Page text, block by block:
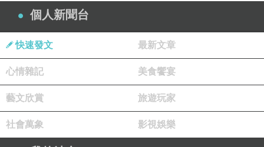
管學習杯(10oz/四入-彩色/粉紅) 】
個人新聞台
快速發文 最新文章
心情雜記 美食饗宴
藝文欣賞 旅遊玩家
社會萬象 影視娛樂